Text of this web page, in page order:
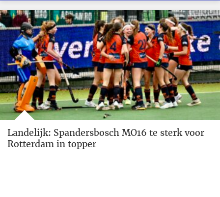
Landelijk: Spandersbosch MO16 te sterk voor
Rotterdam in topper